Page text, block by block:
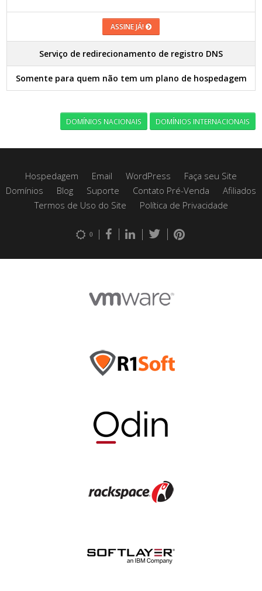
ASSINE JÁ!
Serviço de redirecionamento de registro DNS
Somente para quem não tem um plano de hospedagem
DOMÍNIOS NACIONAIS DOMÍNIOS INTERNACIONAIS
Hospedagem Email WordPress
Faça seu Site
Domínios
Blog Suporte Contato Pré-Venda
Afiliados
Termos de Uso do Site
Política de Privacidade
0